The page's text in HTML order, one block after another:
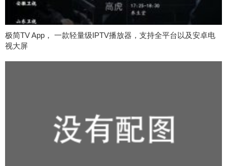
极简TV App， 一款轻量级IPTV播放器，支持全平台以及安卓电
视大屏